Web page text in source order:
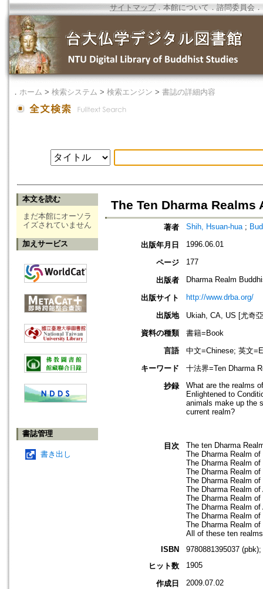
サイトマップ．本館について ． 諮問委員会 ．
． ホーム > 検索システム > 検索エンジン > 書誌の詳細内容
本文を読む
まだ本館にオーソラ
イズされていません
加えサービス
書誌管理
書き出し
The Ten Dharma Realms
著者 Shih, Hsuan-hua;
出版年月日 1996.06.01
ページ 177
出版者 Dharma Realm
出版サイト http://www.drba.org/
出版地
Ukiah, CA, US [尤奇
資料の種類
書籍=Book
言語
中文=Chinese; 英文
キーワード
十法界=Ten Dharma
抄録
What are the realms
Enlightened to
animals make up the
current realm?
目次
The ten Dharma
The Dharma Realm of
The Dharma Realm
The Dharma Realm of
The Dharma Realm of
The Dharma Realm of
The Dharma Realm of
The Dharma Realm of
The Dharma Realm
The Dharma Realm of
All of these ten
ISBN
9780881395037
ヒット数
1905
作成日 2009.07.02